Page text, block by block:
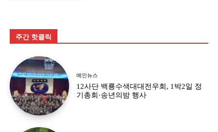
주간 핫클릭
메인뉴스
12사단 백룡수색대대전우회, 1박2일 정
기총회·송년의밤 행사